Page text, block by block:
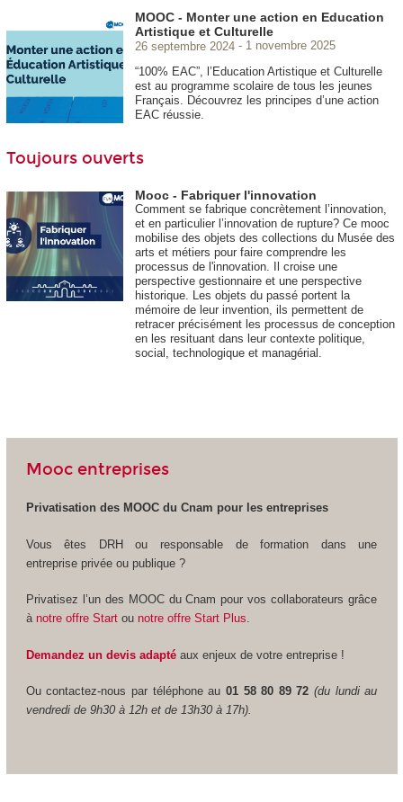
MOOC - Monter une action en Education
Artistique et Culturelle
26 septembre 2024
1 novembre 2025
“100% EAC”, l’Education Artistique et Culturelle
est au programme scolaire de tous les jeunes
Français. Découvrez les principes d’une action
EAC réussie.
Toujours ouverts
Mooc - Fabriquer l'innovation
Comment se fabrique concrètement l’innovation,
et en particulier l’innovation de rupture? Ce mooc
mobilise des objets des collections du Musée des
arts et métiers pour faire comprendre les
processus de l'innovation. Il croise une
perspective gestionnaire et une perspective
historique. Les objets du passé portent la
mémoire de leur invention, ils permettent de
retracer précisément les processus de conception
en les resituant dans leur contexte politique,
social, technologique et managérial.
Mooc entreprises
Privatisation des MOOCdu Cnam pour les entreprises
Vous êtes DRH ou responsable de formation dans une
entreprise privée ou publique ?
Privatisez l’un des MOOCdu Cnam pour vos collaborateurs grâce
à notre offre Start ou notre offre Start Plus.
Demandez un devis adapté aux enjeux de votre entreprise !
Ou contactez-nous par téléphone au 01 58 80 89 72 (du lundi au
vendredi de 9h30 à 12h et de 13h30 à 17h).